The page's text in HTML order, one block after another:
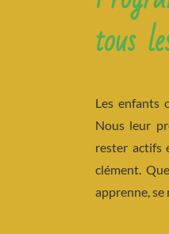
tous
Les enfants
Nous leur
rester actifs
clément.
apprenne, se